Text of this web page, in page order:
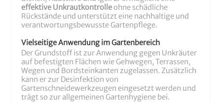
effektive Unkrautkontrolleohne schädliche
Rückstände und unterstützt eine nachhaltige und
verantwortungsbewusste Gartenpflege.
Vielseitige Anwendung im Gartenbereich
Der Grundstoff ist zur Anwendung gegen Unkräuter
auf befestigten Flächen wie Gehwegen, Terrassen,
Wegen und Bordsteinkanten zugelassen. Zusätzlich
kann er zur Desinfektion von
Gartenschneidewerkzeugen eingesetzt werden und
trägt so zur allgemeinen Gartenhygiene bei.